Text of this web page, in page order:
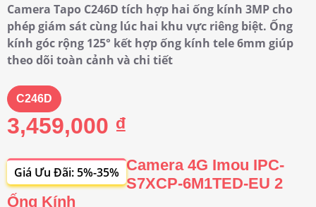
Camera Tapo C246D tích hợp hai ống kính 3MP cho
phép giám sát cùng lúc hai khu vực riêng biệt. Ống
kính góc rộng 125° kết hợp ống kính tele 6mm giúp
theo dõi toàn cảnh và chi tiết
C246D
3,459,000 ₫
Giá Ưu Đãi: 5%-35% Camera 4G Imou IPC-
S7XCP-6M1TED-EU 2
Ống Kính